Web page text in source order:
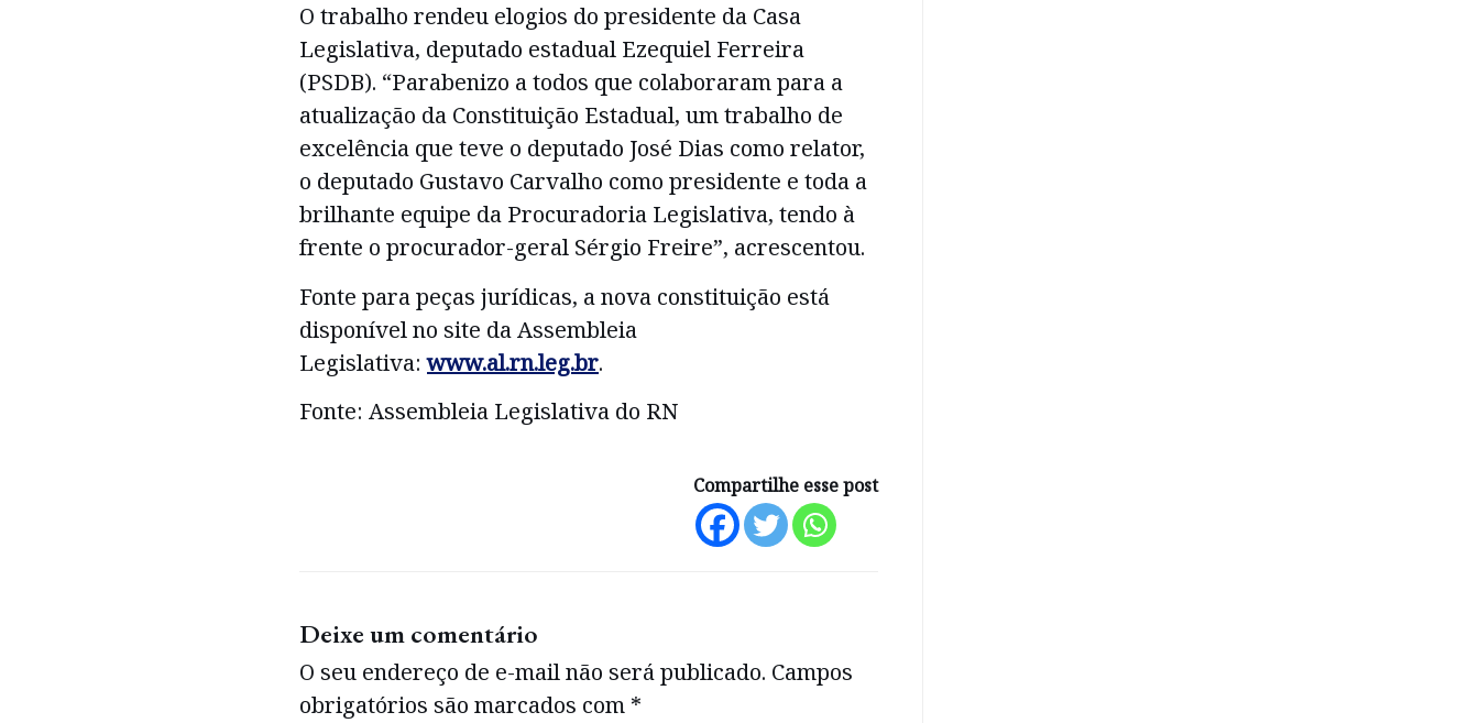
O trabalho rendeu elogios do presidente da Casa
Legislativa, deputado estadual Ezequiel Ferreira
(PSDB). “Parabenizo a todos que colaboraram para a
atualização da Constituição Estadual, um trabalho de
excelência que teve o deputado José Dias como relator,
o deputado Gustavo Carvalho como presidente e toda a
brilhante equipe da Procuradoria Legislativa, tendo à
frente o procurador-geral Sérgio Freire”, acrescentou.
Fonte para peças jurídicas, a nova constituição está
disponível no site da Assembleia
Legislativa:www.al.rn.leg.br.
Fonte: Assembleia Legislativa do RN
Compartilhe esse post
Deixe um comentário
O seu endereço de e-mail não será publicado. Campos
obrigatórios são marcados com *